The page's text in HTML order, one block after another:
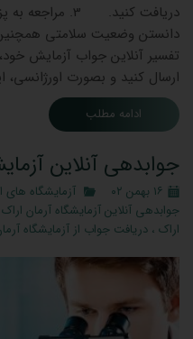
دریافت کنید.
دانستن وضعیت سلامتی همچنین
تفسیر آنلاین جواب آزمایش خود،
ارسال کنید و بصورت اورژانسی،
ادامه مطلب
جوابدهی آنلاین
۱۶ بهمن ۰۲ آزمایشگاه های
جوابدهی آنلاین آزمایشگاه آرمان اراک
اراک ، دریافت جواب از آزمایشگاه